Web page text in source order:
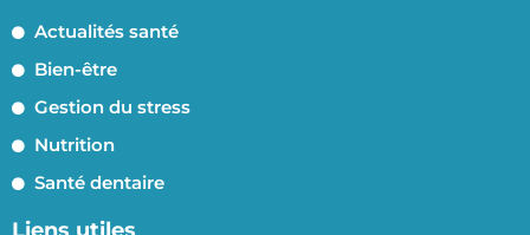
Actualités santé
Bien-être
Gestion du stress
Nutrition
Santé dentaire